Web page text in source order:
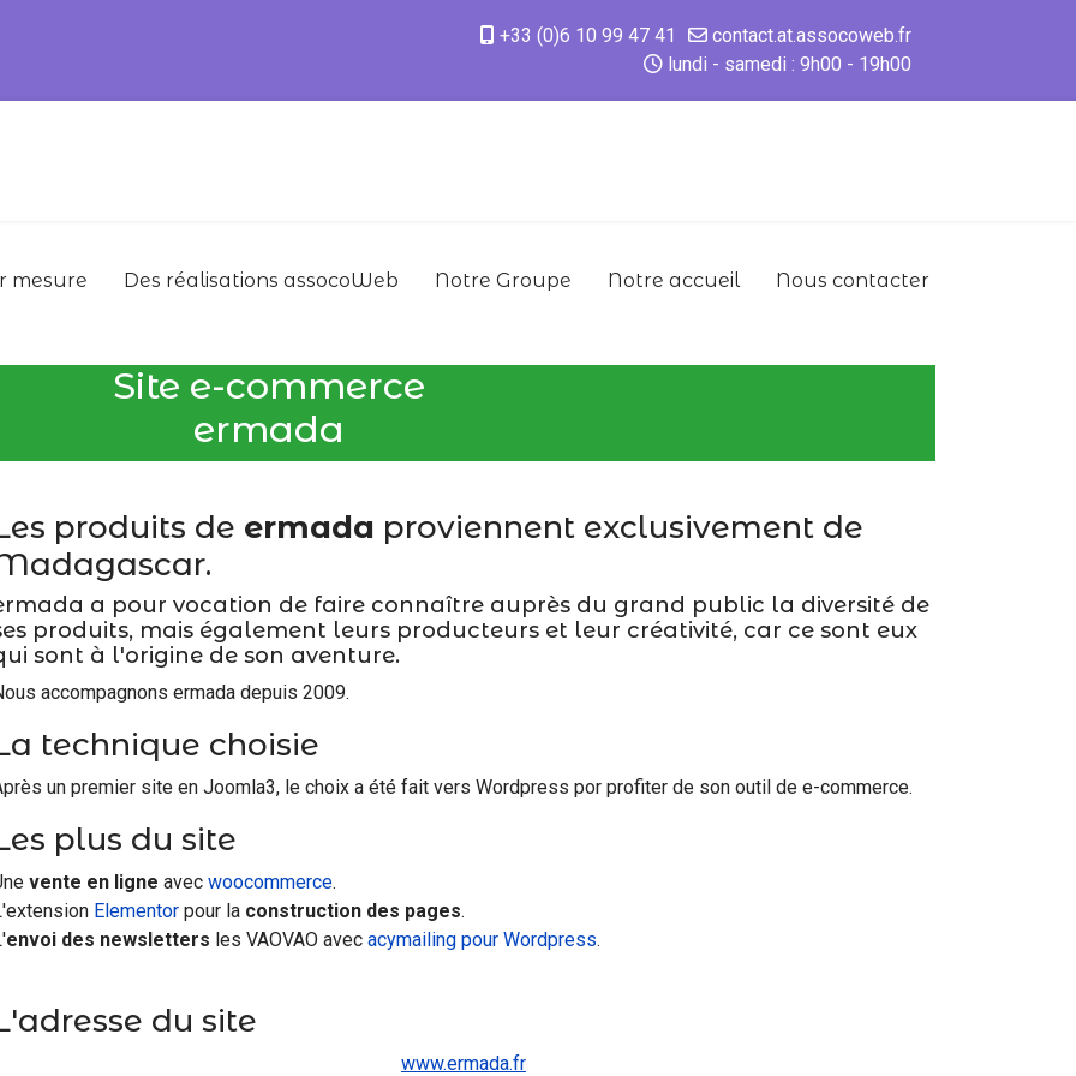
+33 (0)6 10 99 47 41
contact.at.assocoweb.fr
lundi - samedi : 9h00 - 19h00
mesure Des réalisations assocoWeb Notre Groupe Notre accueil Nous contacter
Site e-commerce
ermada
produits de ermada proviennent exclusivement de
a pour vocation de faire connaître auprès du grand public la diversité de
produits, mais également leurs producteurs et leur créativité, car ce sont eux
sont à l'origine de son aventure.
accompagnons ermada depuis 2009.
technique choisie
un premier site en Joomla3, le choix a été fait vers Wordpress por profiter de son outil de e-commerce.
plus du site
vente en ligne avec woocommerce.
Elementor pour la construction des pages.
envoi des newsletters les VAOVAO avec acymailing pour Wordpress.
du site
www.ermada.fr